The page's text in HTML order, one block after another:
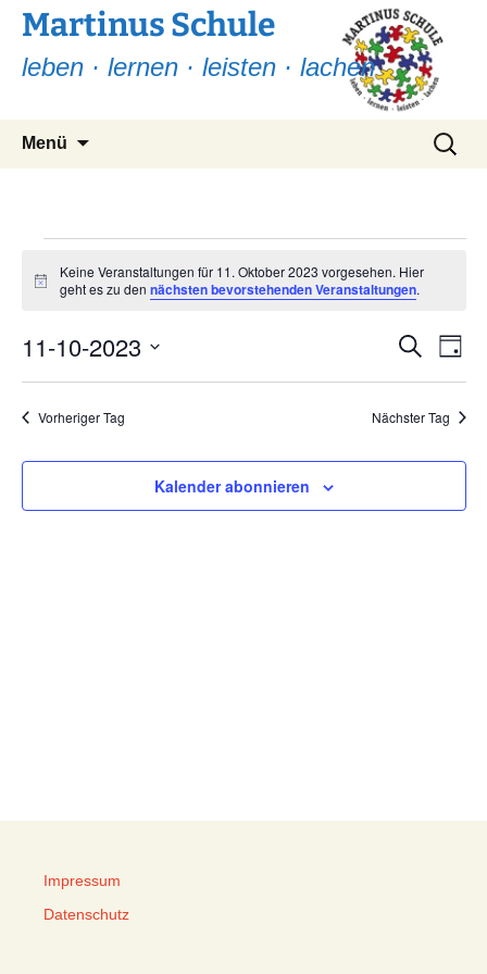
Martinus Schule
leben · lernen · leisten · lachen
Menü
Suchen
nach:
Veranstaltungen
für
11.
Oktober
2023
Hinweis
Keine Veranstaltungen für 11. Oktober 2023 vorgesehen. Hier
geht es zu dennächsten bevorstehenden Veranstaltungen.
Suche
und
Suche
Tag
11-10-2023
Vorheriger Tag
Nächster Tag
Kalender abonnieren
Impressum
Datenschutz